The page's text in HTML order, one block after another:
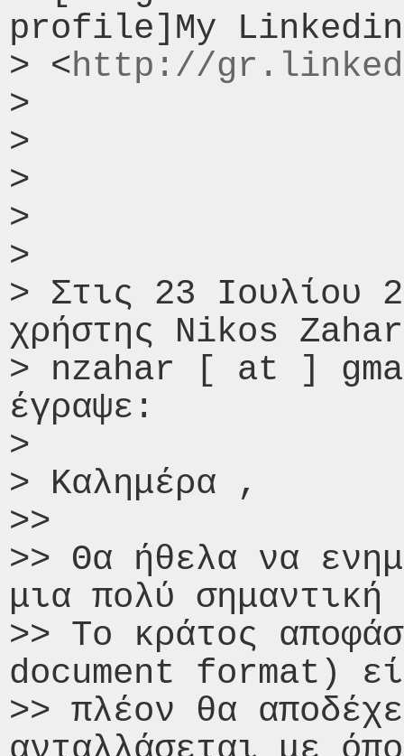
profile]My
> <http://
>
>
>
>
>
> Στις 23
χρήστης Nikos
> nzahar [ at ]
έγραψε:
>
> Καλημέρα ,
>>
>> Θα ήθελα να
μια πολύ
>> Το κράτος
document format)
>> πλέον θα